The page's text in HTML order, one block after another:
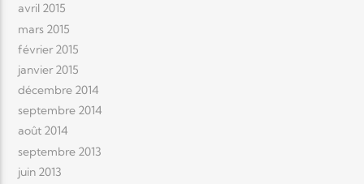
avril 2015
mars 2015
février 2015
janvier 2015
décembre 2014
septembre 2014
août 2014
septembre 2013
juin 2013